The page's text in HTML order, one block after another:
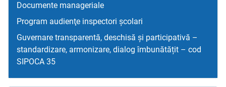
Documente manageriale
Program audienţe inspectori școlari
Guvernare transparentă, deschisă și participativă –
standardizare, armonizare, dialog îmbunătățit – cod
SIPOCA 35